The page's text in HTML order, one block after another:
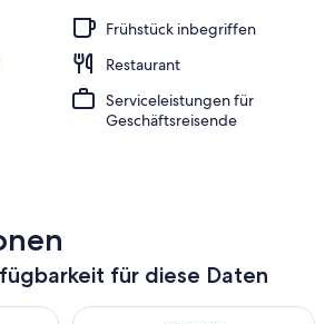
Restaurant
Frühstück inbegriffen
Restaurant
Serviceleistungen für
Geschäftsreisende
für diese Daten
für heute Nacht, Aug. 7 - Aug. 8.
Überprüfe die Verfügbarkeit